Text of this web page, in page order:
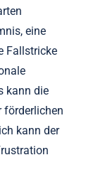
eine
Fallstricke
kann die
förderlichen
kann der